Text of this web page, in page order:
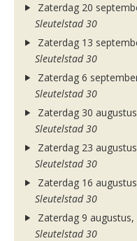
Zaterdag 20
Sleutelstad 30
Zaterdag 13
Sleutelstad 30
Zaterdag 6
Sleutelstad 30
Zaterdag 30
Sleutelstad 30
Zaterdag 23
Sleutelstad 30
Zaterdag 16
Sleutelstad 30
Zaterdag 9 augustus,
Sleutelstad 30